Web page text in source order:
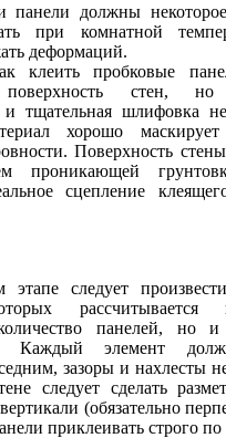
панели должны
при комнатной
деформаций.
клеить пробковые
поверхность стен, но
тщательная шлифовка
хорошо
Поверхность
проникающей
сцепление
следует
панелей, но
Каждый элемент
зазоры и нахлесты
следует сделать
(обязательно
приклеивать строго по